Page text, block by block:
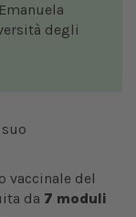
degli
vaccinale del
da 7 moduli